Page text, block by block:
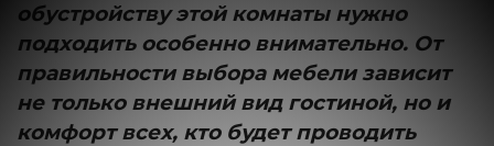
обустройству этой комнаты нужно
подходить особенно внимательно. От
правильности выбора мебели зависит
не только внешний вид гостиной, но и
комфорт всех, кто будет проводить